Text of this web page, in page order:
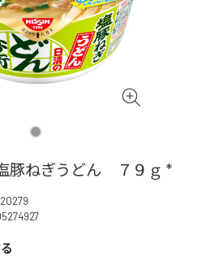
豚ねぎうどん ７９ｇ *